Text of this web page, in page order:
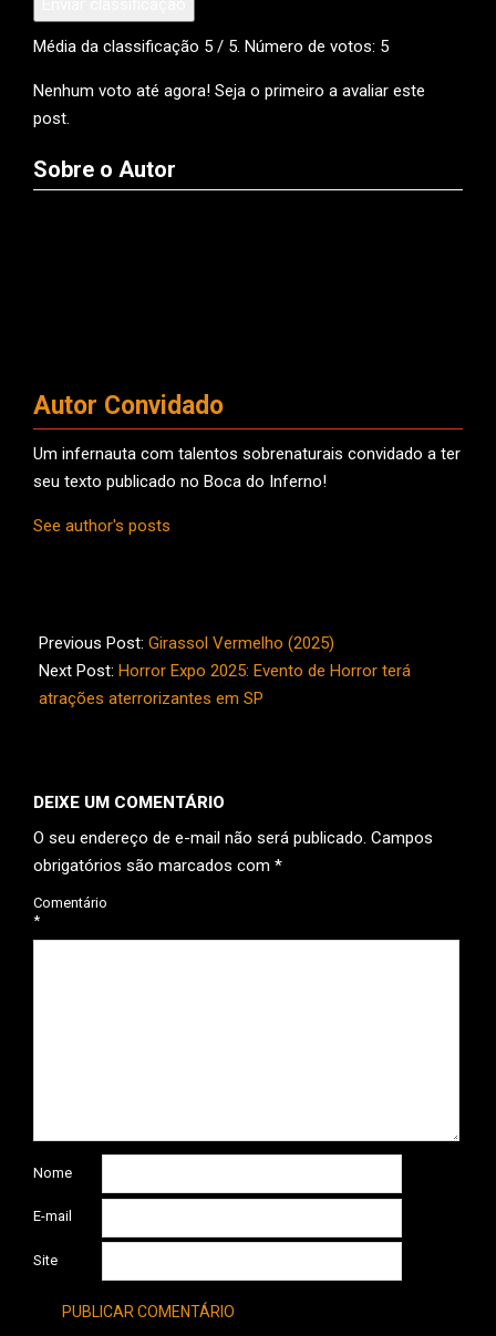
Média da classificação 5 / 5. Número de votos: 5
Nenhum voto até agora! Seja o primeiro a avaliar este
post.
Sobre o Autor
Autor Convidado
Um infernauta com talentos sobrenaturais convidado a ter
seu texto publicado no Boca do Inferno!
See author's posts
03-
20
Previous Post: Girassol Vermelho (2025)
Next Post: Horror Expo 2025: Evento de Horror terá
atrações aterrorizantes em SP
DEIXE UM COMENTÁRIO
O seu endereço de e-mail não será publicado. Campos
obrigatórios são marcados com *
Comentário
*
Nome
E-mail
Site